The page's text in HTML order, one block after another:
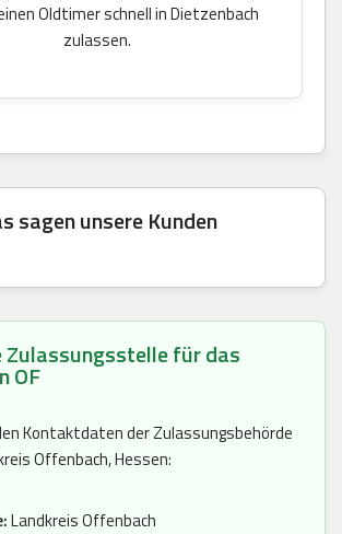
Oldtimer schnell in Dietzenbach
zulassen.
sagen unsere Kunden
für das
OF
Kontaktdaten der Zulassungsbehörde
Offenbach, Hessen:
Landkreis Offenbach